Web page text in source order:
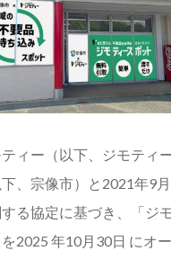
ィー（以下、ジモティ
、宗像市）と2021年9
る協定に基づき、「ジ
2025 年10月30日 にオ